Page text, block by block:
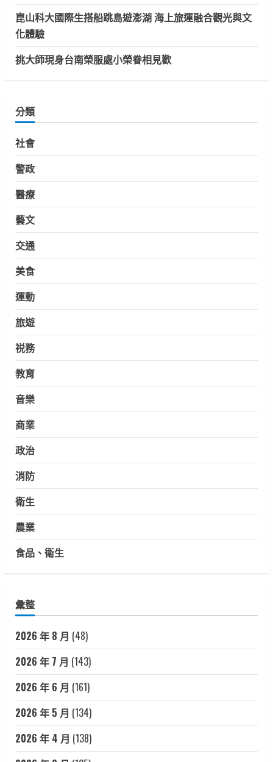
崑山科大國際生搭船跳島遊澎湖 海上旅運融合觀光與文
化體驗
挑大師現身台南榮服處小榮眷相見歡
分類
社會
警政
醫療
藝文
交通
美食
運動
旅遊
祱務
教育
音樂
商業
政治
消防
衛生
農業
食品、衛生
彙整
2026 年 8 月 (48)
2026 年 7 月 (143)
2026 年 6 月 (161)
2026 年 5 月 (134)
2026 年 4 月 (138)